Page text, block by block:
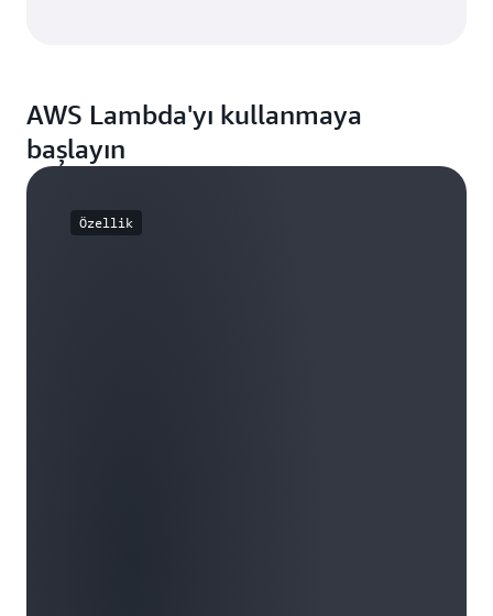
AWS Lambda'yı kullanmaya
başlayın
Özellik